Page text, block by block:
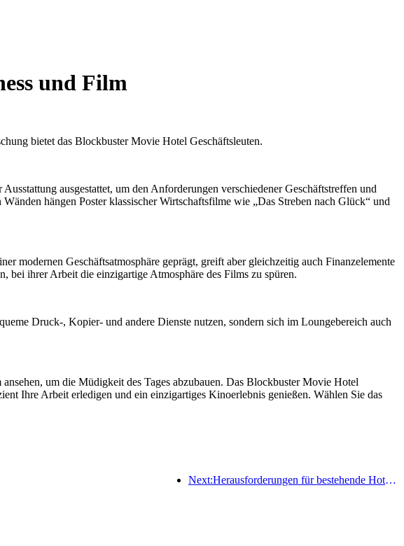
und Film
bietet das Blockbuster Movie Hotel Geschäftsleuten.
ausgestattet, um den Anforderungen verschiedener Geschäftstreffen und
hängen Poster klassischer Wirtschaftsfilme wie „Das Streben nach Glück“ und
modernen Geschäftsatmosphäre geprägt, greift aber gleichzeitig auch Finanzelemente
bei ihrer Arbeit die einzigartige Atmosphäre des Films zu spüren.
Druck-, Kopier- und andere Dienste nutzen, sondern sich im Loungebereich auch
um die Müdigkeit des Tages abzubauen. Das Blockbuster Movie Hotel
Ihre Arbeit erledigen und ein einzigartiges Kinoerlebnis genießen. Wählen Sie das
Next:Herausforderungen für bestehende Hotels im 2.0-Zeitalter: Modernisierung ist der Kern, das ist die wahre Wertinnovation